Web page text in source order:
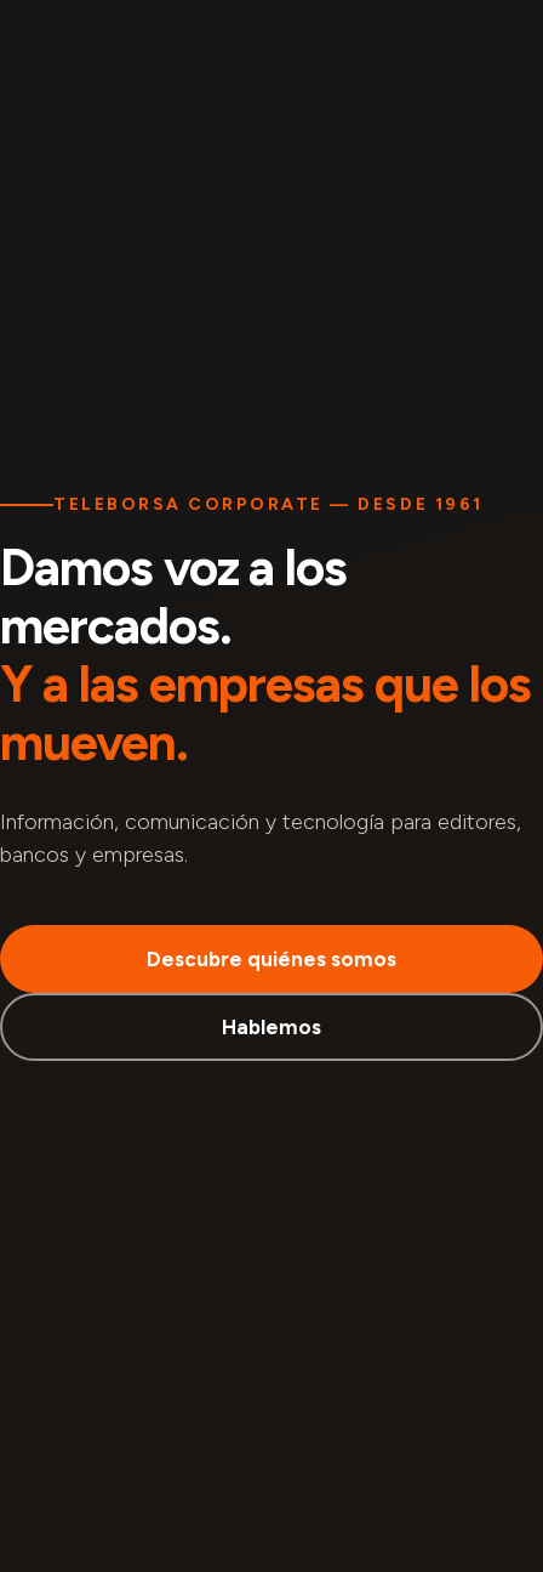
TELEBORSA CORPORATE — DESDE 1961
Damos voz a los
mercados.
Y a las empresas que los
mueven.
Información, comunicación y tecnología para editores,
bancos y empresas.
Descubre quiénes somos
Hablemos